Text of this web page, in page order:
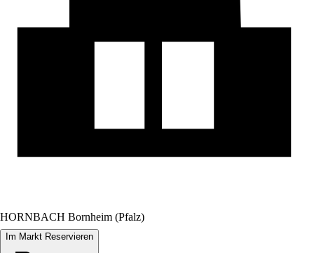
HORNBACH Bornheim (Pfalz)
Im Markt Reservieren